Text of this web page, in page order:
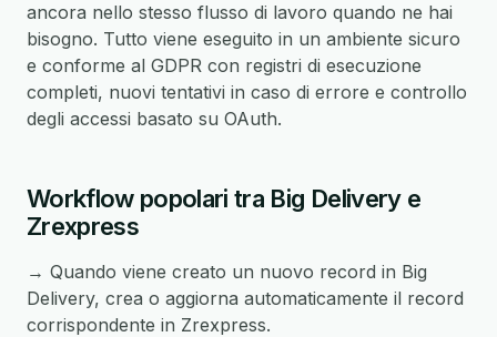
ancora nello stesso flusso di lavoro quando ne hai
bisogno. Tutto viene eseguito in un ambiente sicuro
e conforme al GDPR con registri di esecuzione
completi, nuovi tentativi in caso di errore e controllo
degli accessi basato su OAuth.
Workflow popolari tra Big Delivery e
Zrexpress
→ Quando viene creato un nuovo record in Big
Delivery, crea o aggiorna automaticamente il record
corrispondente in Zrexpress.